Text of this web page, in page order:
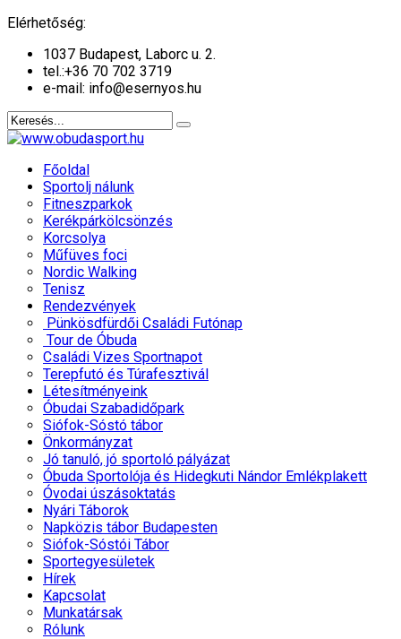
Elérhetőség:
1037 Budapest, Laborc u. 2.
tel.:+36 70 702 3719
e-mail: info@esernyos.hu
Főoldal
Sportolj nálunk
Fitneszparkok
Kerékpárkölcsönzés
Korcsolya
Műfüves foci
Nordic Walking
Tenisz
Rendezvények
Pünkösdfürdői Családi Futónap
Tour de Óbuda
Családi Vizes Sportnapot
Terepfutó és Túrafesztivál
Létesítményeink
Óbudai Szabadidőpark
Siófok-Sóstó tábor
Önkormányzat
Jó tanuló, jó sportoló pályázat
Óbuda Sportolója és Hidegkuti Nándor Emlékplakett
Óvodai úszásoktatás
Nyári Táborok
Napközis tábor Budapesten
Siófok-Sóstói Tábor
Sportegyesületek
Hírek
Kapcsolat
Munkatársak
Rólunk
év
hónap
év
hónap